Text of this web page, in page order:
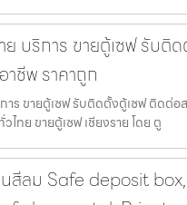
ย บริการ ขายตู้เซฟ รับติ
ชีพ ราคาถูก
าร ขายตู้เซฟ รับติดตั้งตู้เซฟ ติดต่อ
ไทย ขายตู้เซฟ เชียงราย โดย ตู
สีลม Safe deposit